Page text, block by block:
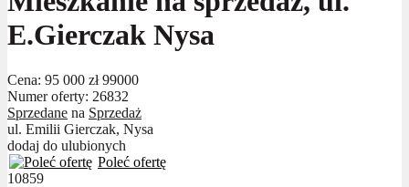
E.Gierczak Nysa
Cena: 95 000 zł99000
Numer oferty: 26832
Sprzedane na Sprzedaż
ul. Emilii Gierczak, Nysa
dodaj do ulubionych
Poleć ofertę
10859